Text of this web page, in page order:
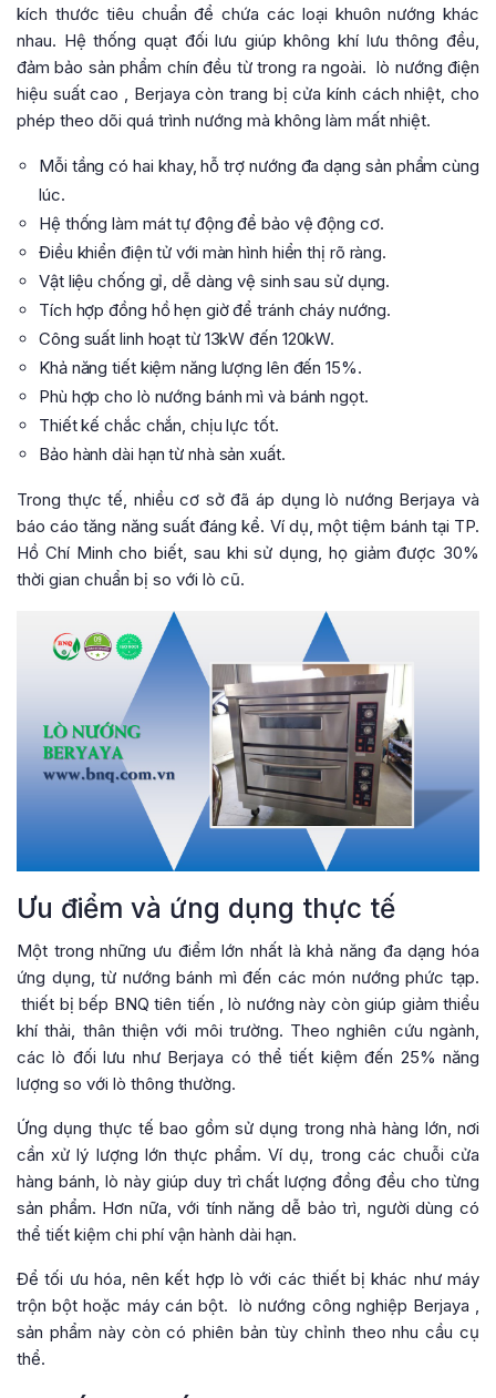
kích thước tiêu chuẩn để chứa các loại khuôn nướng khác
nhau. Hệ thống quạt đối lưu giúp không khí lưu thông đều,
đảm bảo sản phẩm chín đều từ trong ra ngoài. lò nướng điện
hiệu suất cao , Berjaya còn trang bị cửa kính cách nhiệt, cho
phép theo dõi quá trình nướng mà không làm mất nhiệt.
Mỗi tầng có hai khay, hỗ trợ nướng đa dạng sản phẩm cùng
lúc.
Hệ thống làm mát tự động để bảo vệ động cơ.
Điều khiển điện tử với màn hình hiển thị rõ ràng.
Vật liệu chống gỉ, dễ dàng vệ sinh sau sử dụng.
Tích hợp đồng hồ hẹn giờ để tránh cháy nướng.
Công suất linh hoạt từ 13kW đến 120kW.
Khả năng tiết kiệm năng lượng lên đến 15%.
Phù hợp cho lò nướng bánh mì và bánh ngọt.
Thiết kế chắc chắn, chịu lực tốt.
Bảo hành dài hạn từ nhà sản xuất.
Trong thực tế, nhiều cơ sở đã áp dụng lò nướng Berjaya và
báo cáo tăng năng suất đáng kể. Ví dụ, một tiệm bánh tại TP.
Hồ Chí Minh cho biết, sau khi sử dụng, họ giảm được 30%
thời gian chuẩn bị so với lò cũ.
Ưu điểm và ứng dụng thực tế
Một trong những ưu điểm lớn nhất là khả năng đa dạng hóa
ứng dụng, từ nướng bánh mì đến các món nướng phức tạp.
thiết bị bếp BNQ tiên tiến , lò nướng này còn giúp giảm thiểu
khí thải, thân thiện với môi trường. Theo nghiên cứu ngành,
các lò đối lưu như Berjaya có thể tiết kiệm đến 25% năng
lượng so với lò thông thường.
Ứng dụng thực tế bao gồm sử dụng trong nhà hàng lớn, nơi
cần xử lý lượng lớn thực phẩm. Ví dụ, trong các chuỗi cửa
hàng bánh, lò này giúp duy trì chất lượng đồng đều cho từng
sản phẩm. Hơn nữa, với tính năng dễ bảo trì, người dùng có
thể tiết kiệm chi phí vận hành dài hạn.
Để tối ưu hóa, nên kết hợp lò với các thiết bị khác như máy
trộn bột hoặc máy cán bột. lò nướng công nghiệp Berjaya ,
sản phẩm này còn có phiên bản tùy chỉnh theo nhu cầu cụ
thể.